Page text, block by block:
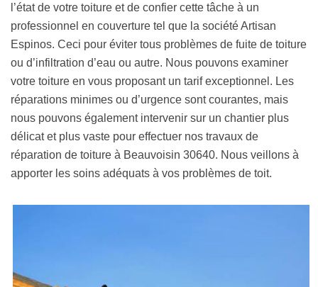
l’état de votre toiture et de confier cette tâche à un
professionnel en couverture tel que la société Artisan
Espinos. Ceci pour éviter tous problèmes de fuite de toiture
ou d’infiltration d’eau ou autre. Nous pouvons examiner
votre toiture en vous proposant un tarif exceptionnel. Les
réparations minimes ou d’urgence sont courantes, mais
nous pouvons également intervenir sur un chantier plus
délicat et plus vaste pour effectuer nos travaux de
réparation de toiture à Beauvoisin 30640. Nous veillons à
apporter les soins adéquats à vos problèmes de toit.